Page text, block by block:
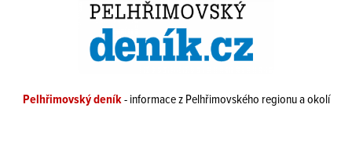
Pelhřimovský deník- informace z Pelhřimovského regionu a okolí